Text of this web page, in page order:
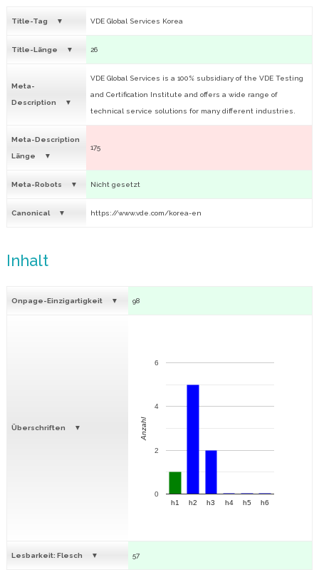
Title-Tag VDE Global Services Korea
Title-Länge 26
Meta-
Description
VDE Global Services is a 100% subsidiary of the VDE Testing
and Certification Institute and offers a wide range of
technical service solutions for many different industries.
Meta-Description
Länge
175
Meta-Robots Nicht gesetzt
Canonical https://www.vde.com/korea-en
Inhalt
Onpage-Einzigartigkeit 98
Überschriften
h1 h2 h3 h4 h5 h6
0
2
4
6
Anzahl
Lesbarkeit: Flesch 57